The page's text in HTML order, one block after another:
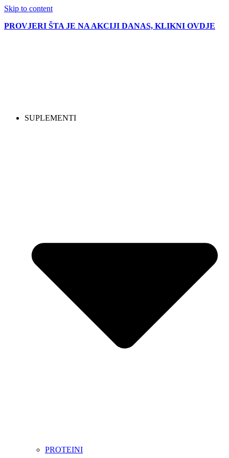
Skip to content
PROVJERI ŠTA JE NA AKCIJI DANAS, KLIKNI OVDJE
SUPLEMENTI
PROTEINI